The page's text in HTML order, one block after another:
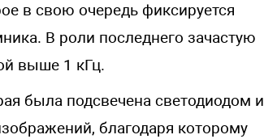
в свою очередь фиксируется
В роли последнего зачастую
выше 1 кГц.
была подсвечена светодиодом и
благодаря которому